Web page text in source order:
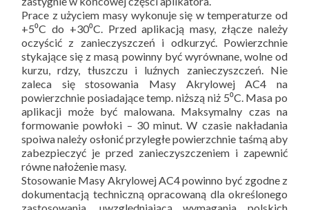
Prace z użyciem masy wykonuje się w temperaturze od
+5⁰C do +30⁰C. Przed aplikacją masy, złącze należy
oczyścić z zanieczyszczeń i odkurzyć. Powierzchnie
stykające się z masą powinny być wyrównane, wolne od
kurzu, rdzy, tłuszczu i luźnych zanieczyszczeń. Nie
zaleca się stosowania Masy Akrylowej AC4 na
powierzchnie posiadające temp. niższą niż 5⁰C. Masa po
aplikacji może być malowana. Maksymalny czas na
formowanie powłoki – 30 minut. W czasie nakładania
spoiwa należy osłonić przyległe powierzchnie taśmą aby
zabezpieczyć je przed zanieczyszczeniem i zapewnić
równe nałożenie masy.
Stosowanie Masy Akrylowej AC4 powinno być zgodne z
dokumentacją techniczną opracowaną dla określonego